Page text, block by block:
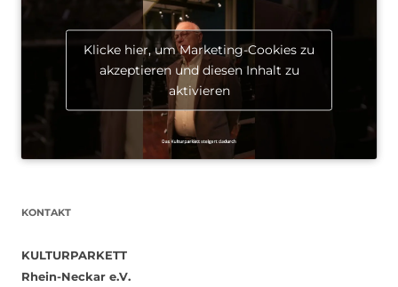
Klicke hier, um Marketing-Cookies zu
akzeptieren und diesen Inhalt zu
aktivieren
KONTAKT
KULTURPARKETT
Rhein-Neckar e.V.